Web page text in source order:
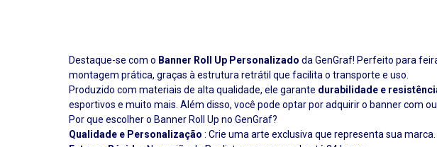
Destaque-se com o Banner Roll Up Personalizado da GenGraf! Perfeito para
montagem prática, graças à estrutura retrátil que facilita o transporte e uso.
Produzido com materiais de alta qualidade, ele garante durabilidade e
esportivos e muito mais. Além disso, você pode optar por adquirir o banner com
Por que escolher o Banner Roll Up no GenGraf?
Qualidade e Personalização : Crie uma arte exclusiva que representa sua marca.